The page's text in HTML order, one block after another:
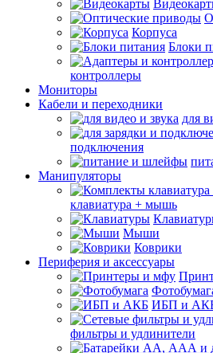
Корпуса
Блоки
контроллеры
Мониторы
Кабели и переходники
для
подключения
Манипуляторы
клавиатура + мышь
Мыши
Коврики
Периферия и аксессуары
ИБП и
фильтры и удлинители